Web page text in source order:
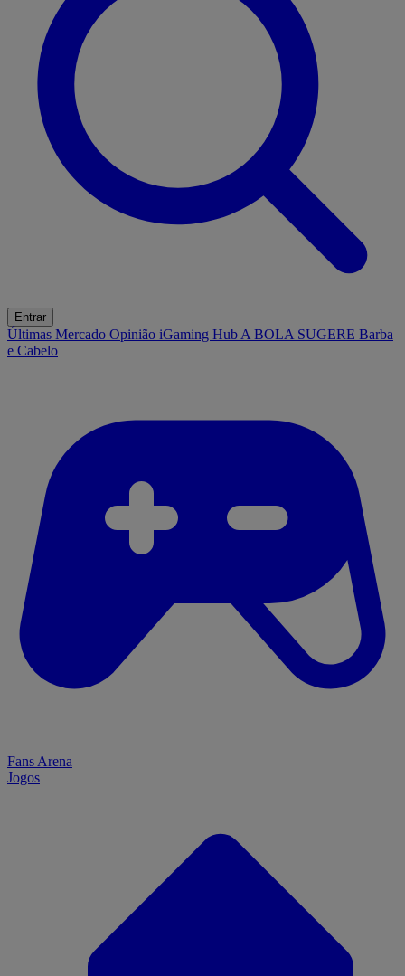
Entrar
Últimas Mercado Opinião iGaming Hub A BOLA SUGERE Barba
e Cabelo
Fans Arena
Jogos